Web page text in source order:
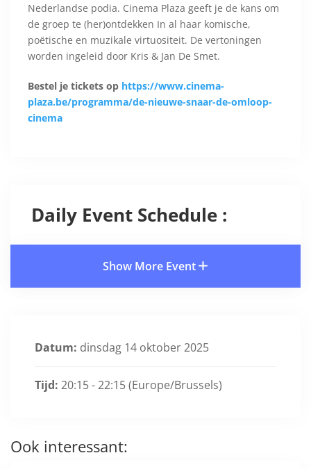
Nederlandse podia. Cinema Plaza geeft je de kans om
de groep te (her)ontdekken In al haar komische,
poëtische en muzikale virtuositeit. De vertoningen
worden ingeleid door Kris & Jan De Smet.
Bestel je tickets op https://www.cinema-
plaza.be/programma/de-nieuwe-snaar-de-omloop-
cinema
Daily Event Schedule :
Show More Event
Datum: dinsdag 14 oktober 2025
Tijd: 20:15 - 22:15(Europe/Brussels)
Ook interessant: